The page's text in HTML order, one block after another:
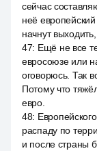
сейчас
неё
начнут
47: Ещё не все
евросоюзе или
оговорюсь. Так
Потому что
евро.
48:
распаду по
и после страны